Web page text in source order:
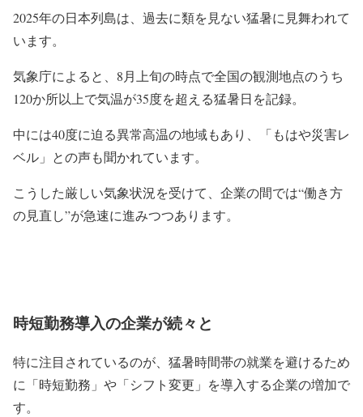
2025年の日本列島は、過去に類を見ない猛暑に見舞われて
います。
気象庁によると、8月上旬の時点で全国の観測地点のうち
120か所以上で気温が35度を超える猛暑日を記録。
中には40度に迫る異常高温の地域もあり、「もはや災害レ
ベル」との声も聞かれています。
こうした厳しい気象状況を受けて、企業の間では“働き方
の見直し”が急速に進みつつあります。
時短勤務導入の企業が続々と
特に注目されているのが、猛暑時間帯の就業を避けるため
に「時短勤務」や「シフト変更」を導入する企業の増加で
す。